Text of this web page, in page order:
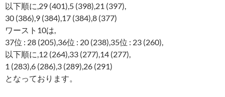
以下順に,29 (401),5 (398),21 (397),
30 (386),9 (384),17 (384),8 (377)
ワースト10は,
37位 : 28 (205),36位 : 20 (238),35位 : 23 (260),
以下順に,12 (264),33 (277),14 (277),
1 (283),6 (286),3 (289),26 (291)
となっております。